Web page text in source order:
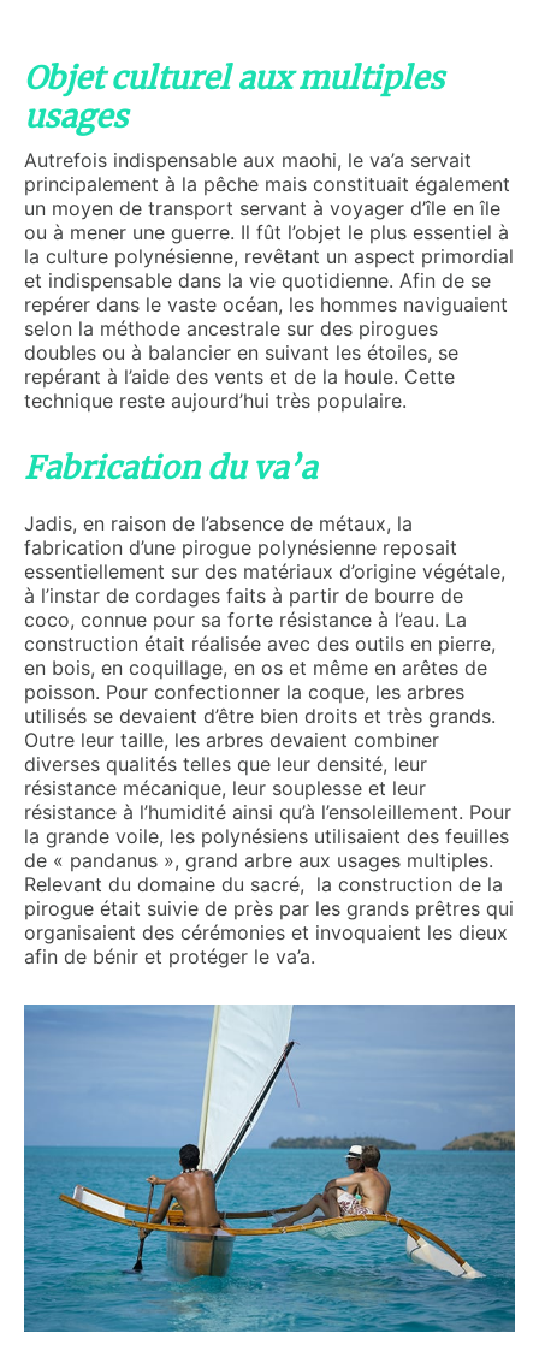
Objet culturel aux multiples
usages
Autrefois indispensable aux maohi, le va’a servait
principalement à la pêche mais constituait également
un moyen de transport servant à voyager d’île en île
ou à mener une guerre. Il fût l’objet le plus essentiel à
la culture polynésienne, revêtant un aspect primordial
et indispensable dans la vie quotidienne. Afin de se
repérer dans le vaste océan, les hommes naviguaient
selon la méthode ancestrale sur des pirogues
doubles ou à balancier en suivant les étoiles, se
repérant à l’aide des vents et de la houle. Cette
technique reste aujourd’hui très populaire.
Fabrication du va’a
Jadis, en raison de l’absence de métaux, la
fabrication d’une pirogue polynésienne reposait
essentiellement sur des matériaux d’origine végétale,
à l’instar de cordages faits à partir de bourre de
coco, connue pour sa forte résistance à l’eau. La
construction était réalisée avec des outils en pierre,
en bois, en coquillage, en os et même en arêtes de
poisson. Pour confectionner la coque, les arbres
utilisés se devaient d’être bien droits et très grands.
Outre leur taille, les arbres devaient combiner
diverses qualités telles que leur densité, leur
résistance mécanique, leur souplesse et leur
résistance à l’humidité ainsi qu’à l’ensoleillement. Pour
la grande voile, les polynésiens utilisaient des feuilles
de « pandanus », grand arbre aux usages multiples.
Relevant du domaine du sacré, la construction de la
pirogue était suivie de près par les grands prêtres qui
organisaient des cérémonies et invoquaient les dieux
afin de bénir et protéger le va’a.